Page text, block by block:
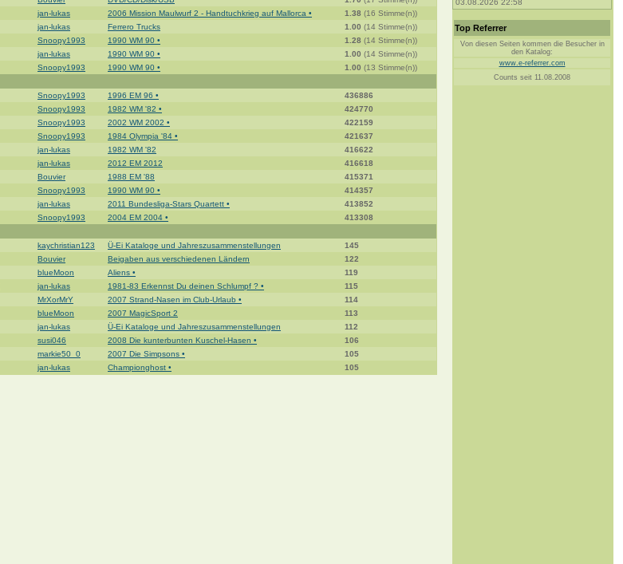
jan-lukas 2006 Mission Maulwurf 2 - Handtuchkrieg auf Mallorca • 1.38 (16 Stimme(n))
jan-lukas Ferrero Trucks 1.00 (14 Stimme(n))
Snoopy1993 1990 WM 90 • 1.28 (14 Stimme(n))
jan-lukas 1990 WM 90 • 1.00 (14 Stimme(n))
Snoopy1993 1990 WM 90 • 1.00 (13 Stimme(n))
Snoopy1993 1996 EM 96 •
436886
Snoopy1993 1982 WM '82 •
424770
Snoopy1993 2002 WM 2002 •
422159
Snoopy1993 1984 Olympia '84 •
421637
jan-lukas 1982 WM '82
416622
jan-lukas 2012 EM 2012
416618
Bouvier 1988 EM '88
415371
Snoopy1993 1990 WM 90 •
414357
jan-lukas 2011 Bundesliga-Stars Quartett •
413852
Snoopy1993 2004 EM 2004 • 413308
kaychristian123 Ü-Ei Kataloge und Jahreszusammenstellungen
145
Bouvier Beigaben aus verschiedenen Ländern
122
blueMoon Aliens •
119
jan-lukas 1981-83 Erkennst Du deinen Schlumpf ? •
115
MrXorMrY 2007 Strand-Nasen im Club-Urlaub •
114
blueMoon 2007 MagicSport 2
113
jan-lukas Ü-Ei Kataloge und Jahreszusammenstellungen
112
susi046 2008 Die kunterbunten Kuschel-Hasen •
106
markie50_0 2007 Die Simpsons •
105
jan-lukas Championghost • 105
03.08.2026 22:58
Top Referrer
Von diesen Seiten kommen die Besucher in
den Katalog:
www.e-referrer.com
Counts seit 11.08.2008